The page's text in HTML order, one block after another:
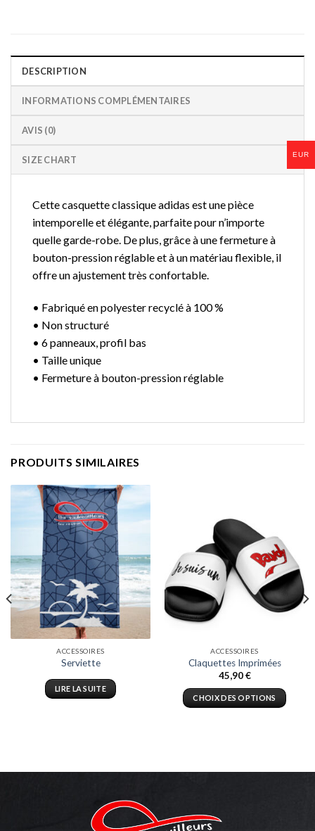
DESCRIPTION
INFORMATIONS COMPLÉMENTAIRES
AVIS (0)
SIZE CHART
Cette casquette classique adidas est une pièce
intemporelle et élégante, parfaite pour n’importe
quelle garde-robe. De plus, grâce à une fermeture à
bouton-pression réglable et à un matériau flexible, il
offre un ajustement très confortable.
• Fabriqué en polyester recyclé à 100 %
• Non structuré
• 6 panneaux, profil bas
• Taille unique
• Fermeture à bouton-pression réglable
PRODUITS SIMILAIRES
ACCESSOIRES
Serviette
LIRE LA SUITE
ACCESSOIRES
Claquettes Imprimées
45,90€
CHOIX DES OPTIONS
variations.
EUR